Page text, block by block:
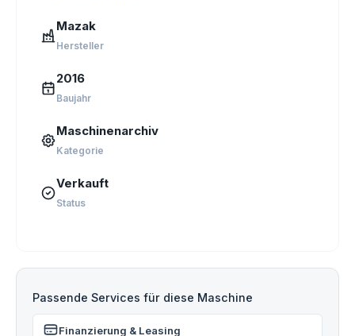
Mazak
Hersteller
2016
Baujahr
Maschinenarchiv
Kategorie
Verkauft
Status
Passende Services für diese Maschine
Finanzierung & Leasing